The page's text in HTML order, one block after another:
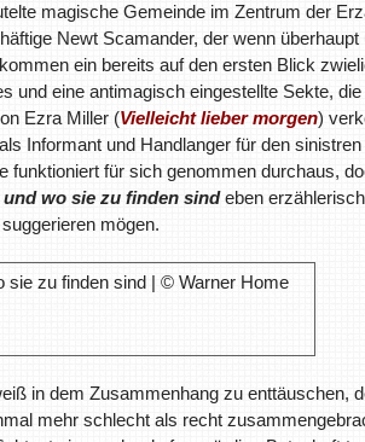
magische Gemeinde im Zentrum der
Newt Scamander, der wenn überhaupt
ein bereits auf den ersten Blick
und eine antimagisch eingestellte Sekte,
Ezra Miller (Vielleicht lieber morgen)
Informant und Handlanger für den
funktioniert für sich genommen durchaus,
wo sie zu finden sindeben
mögen.
in dem Zusammenhang zu enttäuschen,
mehr schlecht als recht